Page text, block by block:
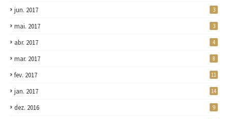
jun. 2017 3
mai. 2017 3
abr. 2017 4
mar. 2017 8
fev. 2017 11
jan. 2017 14
dez. 2016 9